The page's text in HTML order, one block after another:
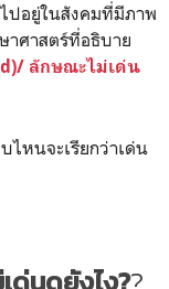
ปอยู่ในสังคมที่มีภาพ
าศาสตร์ที่อธิบาย
ลักษณะไม่เด่น
ไหนจะเรียกว่าเด่น